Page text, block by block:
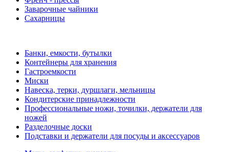
Заварочные чайники
Сахарницы
Банки, емкости, бутылки
Контейнеры для хранения
Гастроемкости
Миски
Навеска, терки, дуршлаги, мельницы
Кондитерские принадлежности
Профессиональные ножи, точилки, держатели для
ножей
Разделочные доски
Подставки и держатели для посуды и аксессуаров